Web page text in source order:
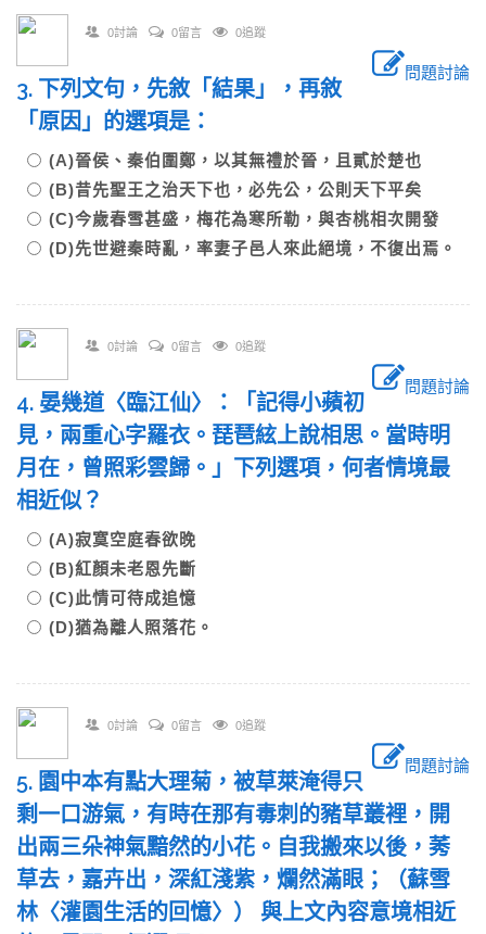
0討論 0留言 0追蹤
問題討論
3. 下列文句，先敘「結果」，再敘
「原因」的選項是：
(A)晉侯、秦伯圍鄭，以其無禮於晉，且貳於楚也
(B)昔先聖王之治天下也，必先公，公則天下平矣
(C)今歲春雪甚盛，梅花為寒所勒，與杏桃相次開發
(D)先世避秦時亂，率妻子邑人來此絕境，不復出焉。
0討論 0留言 0追蹤
問題討論
4. 晏幾道〈臨江仙〉：「記得小蘋初
見，兩重心字羅衣。琵琶絃上說相思。當時明
月在，曾照彩雲歸。」下列選項，何者情境最
相近似？
(A)寂寞空庭春欲晚
(B)紅顏未老恩先斷
(C)此情可待成追憶
(D)猶為離人照落花。
0討論 0留言 0追蹤
問題討論
5. 園中本有點大理菊，被草萊淹得只
剩一口游氣，有時在那有毒刺的豬草叢裡，開
出兩三朵神氣黯然的小花。自我搬來以後，莠
草去，嘉卉出，深紅淺紫，爛然滿眼；（蘇雪
林〈灌園生活的回憶〉） 與上文內容意境相近